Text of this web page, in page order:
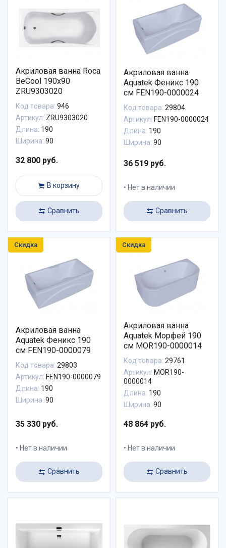
Акриловая ванна Roca
BeCool 190x90
ZRU9303020
Код товара: 946
Артикул: ZRU9303020
Длина: 190
Ширина: 90
32 800 руб.
В корзину
Сравнить
Акриловая ванна
Aquatek Феникс 190
см FEN190-0000024
Код товара: 29804
Артикул: FEN190-0000024
Длина: 190
Ширина: 90
36 519 руб.
Нет в наличии
Сравнить
Скидка
Акриловая ванна
Aquatek Феникс 190
см FEN190-0000079
Код товара: 29803
Артикул: FEN190-0000079
Длина: 190
Ширина: 90
35 330 руб.
Нет в наличии
Сравнить
Скидка
Акриловая ванна
Aquatek Морфей 190
см MOR190-0000014
Код товара: 29761
Артикул: MOR190-
0000014
Длина: 190
Ширина: 90
48 864 руб.
Нет в наличии
Сравнить